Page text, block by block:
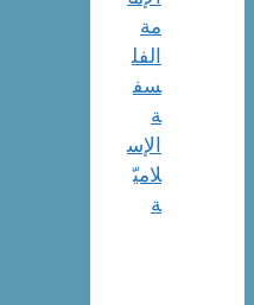
مة
الفل
سف
ة
الإس
لاميّ
ة